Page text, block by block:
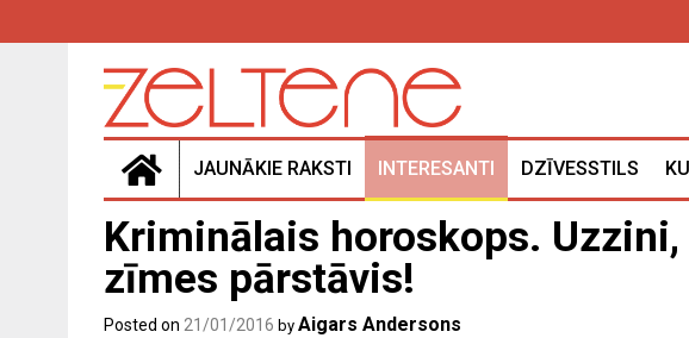
JAUNĀKIE RAKSTI INTERESANTI DZĪVESSTILS
Kriminālais horoskops.
zīmes pārstāvis!
Posted on 21/01/2016 by Aigars Andersons